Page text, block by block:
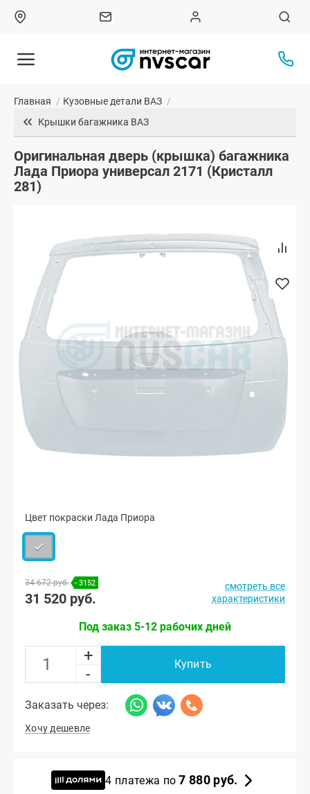
Главная / Кузовные детали ВАЗ /
Крышки багажника ВАЗ
Оригинальная дверь (крышка) багажника
Лада Приора универсал 2171 (Кристалл
281)
Цвет покраски Лада Приора
34 672 руб. - 3152
31 520 руб.
смотреть все
характеристики
Под заказ 5-12 рабочих дней
+
-
Купить
Заказать через:
Хочу дешевле
4 платежа по7 880 руб.